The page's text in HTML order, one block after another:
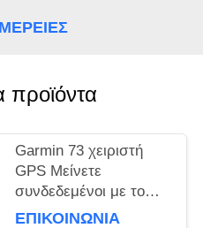
προϊόντα
Garmin 73 χειριστή
GPS Μείνετε
συνδεδεμένοι με το
χειροκίνητο GPS 18
ΕΠΙΚΟΙΝΩΝΊΑ